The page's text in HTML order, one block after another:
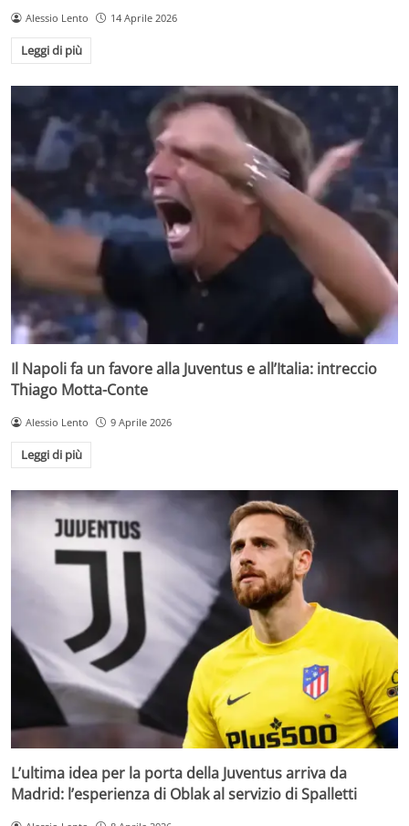
Alessio Lento 14 Aprile 2026
Leggi di più
Il Napoli fa un favore alla Juventus e all’Italia: intreccio
Thiago Motta-Conte
Alessio Lento 9 Aprile 2026
Leggi di più
L’ultima idea per la porta della Juventus arriva da
Madrid: l’esperienza di Oblak al servizio di Spalletti